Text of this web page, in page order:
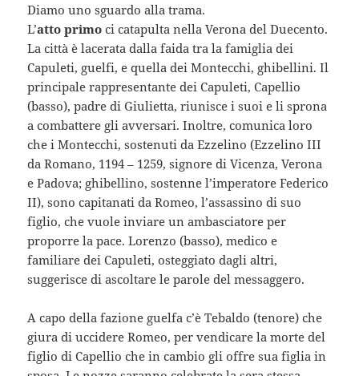
Diamo uno sguardo alla trama.
L’atto primo ci catapulta nella Verona del Duecento.
La città è lacerata dalla faida tra la famiglia dei
Capuleti, guelfi, e quella dei Montecchi, ghibellini. Il
principale rappresentante dei Capuleti, Capellio
(basso), padre di Giulietta, riunisce i suoi e li sprona
a combattere gli avversari. Inoltre, comunica loro
che i Montecchi, sostenuti da Ezzelino (Ezzelino III
da Romano, 1194 – 1259, signore di Vicenza, Verona
e Padova; ghibellino, sostenne l’imperatore Federico
II), sono capitanati da Romeo, l’assassino di suo
figlio, che vuole inviare un ambasciatore per
proporre la pace. Lorenzo (basso), medico e
familiare dei Capuleti, osteggiato dagli altri,
suggerisce di ascoltare le parole del messaggero.
A capo della fazione guelfa c’è Tebaldo (tenore) che
giura di uccidere Romeo, per vendicare la morte del
figlio di Capellio che in cambio gli offre sua figlia in